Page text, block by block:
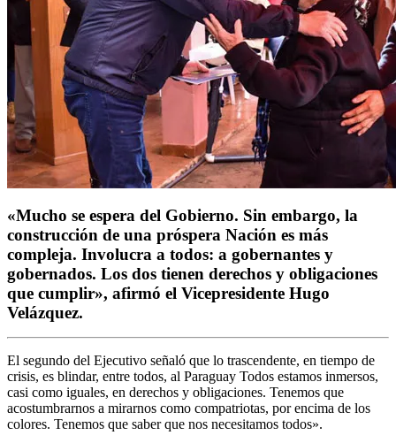
«Mucho se espera del Gobierno. Sin embargo, la
construcción de una próspera Nación es más
compleja. Involucra a todos: a gobernantes y
gobernados. Los dos tienen derechos y obligaciones
que cumplir», afirmó el Vicepresidente Hugo
Velázquez.
El segundo del Ejecutivo señaló que lo trascendente, en tiempo de
crisis, es blindar, entre todos, al Paraguay Todos estamos inmersos,
casi como iguales, en derechos y obligaciones. Tenemos que
acostumbrarnos a mirarnos como compatriotas, por encima de los
colores. Tenemos que saber que nos necesitamos todos».